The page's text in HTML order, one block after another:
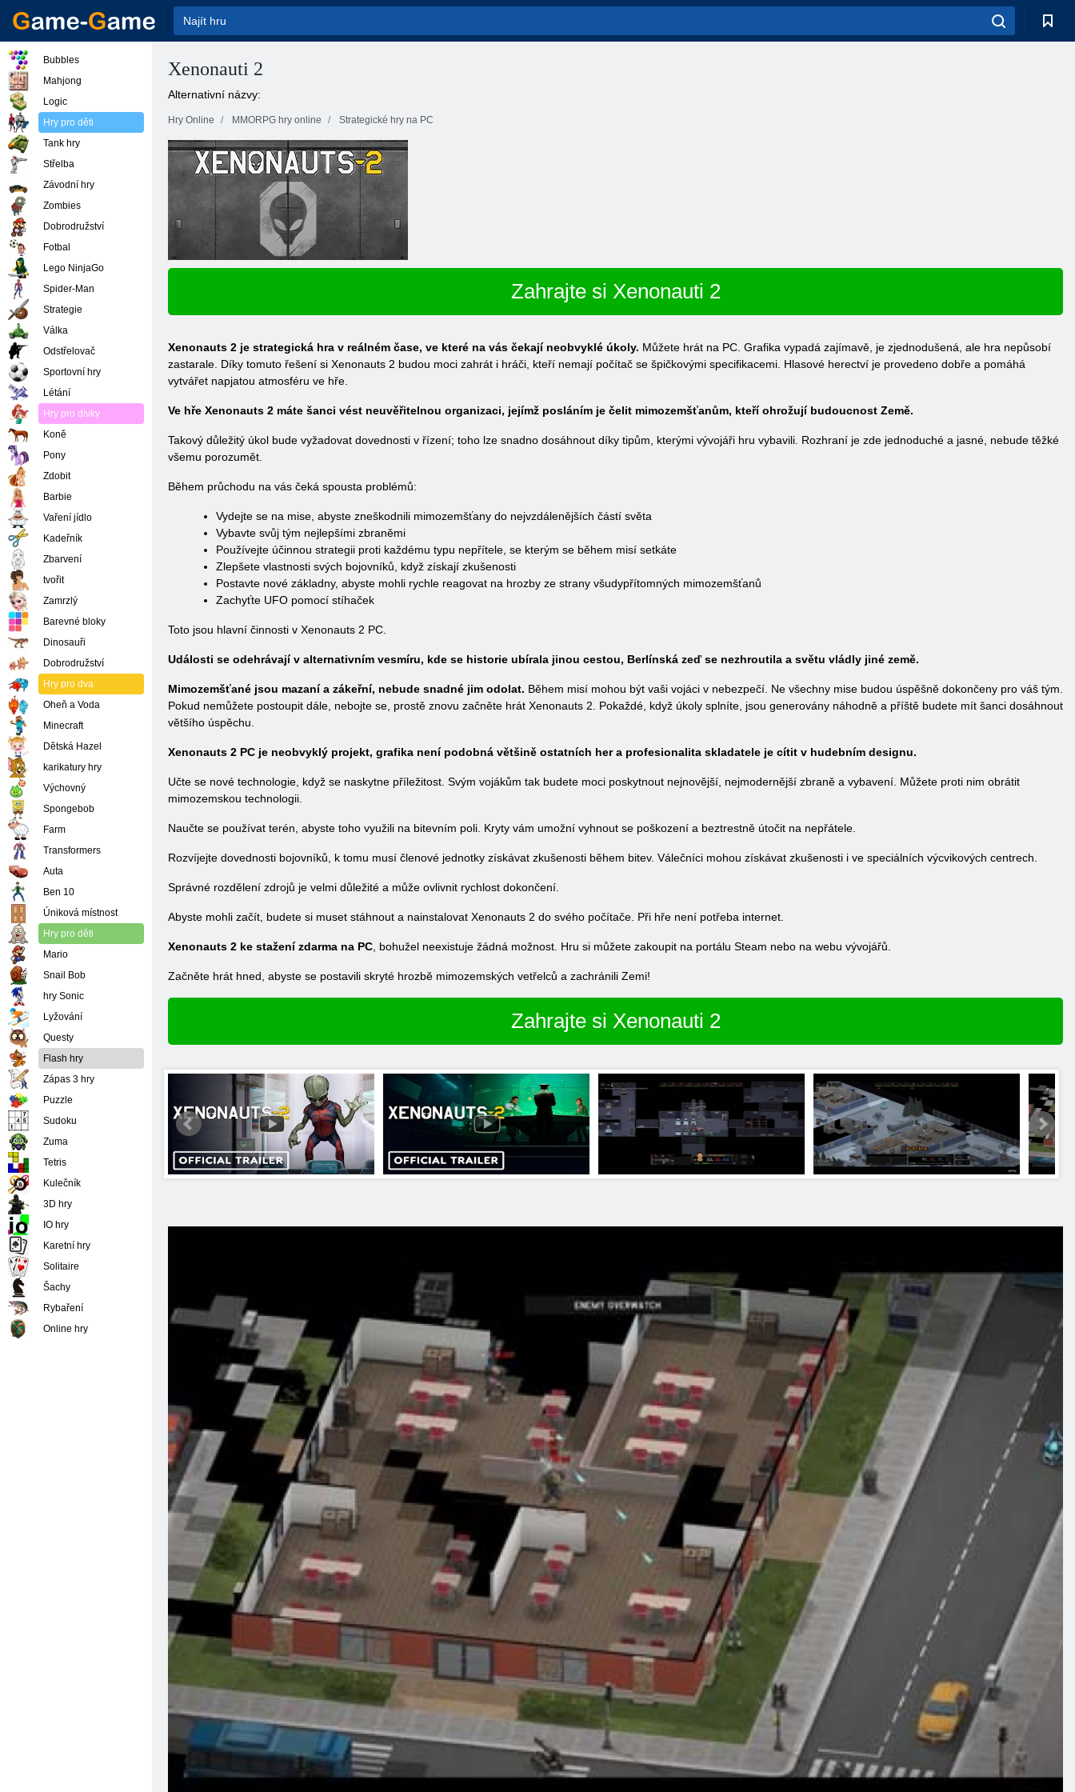
Xenonauti 2
Alternativní názvy:
Hry Online MMORPG hry online Strategické hry na PC
Zahrajte si Xenonauti 2
Xenonauts 2 je strategická hra v reálném čase, ve které na vás čekají neobvyklé úkoly. Můžete hrát na PC. Grafika vypadá zajímavě, je zjednodušená, ale hra nepůsobí
zastarale. Díky tomuto řešení si Xenonauts 2 budou moci zahrát i hráči, kteří nemají počítač se špičkovými specifikacemi. Hlasové herectví je provedeno dobře a pomáhá
vytvářet napjatou atmosféru ve hře.
Ve hře Xenonauts 2 máte šanci vést neuvěřitelnou organizaci, jejímž posláním je čelit mimozemšťanům, kteří ohrožují budoucnost Země.
Takový důležitý úkol bude vyžadovat dovednosti v řízení; toho lze snadno dosáhnout díky tipům, kterými vývojáři hru vybavili. Rozhraní je zde jednoduché a jasné, nebude těžké
všemu porozumět.
Během průchodu na vás čeká spousta problémů:
Vydejte se na mise, abyste zneškodnili mimozemšťany do nejvzdálenějších částí světa
Vybavte svůj tým nejlepšími zbraněmi
Používejte účinnou strategii proti každému typu nepřítele, se kterým se během misí setkáte
Zlepšete vlastnosti svých bojovníků, když získají zkušenosti
Postavte nové základny, abyste mohli rychle reagovat na hrozby ze strany všudypřítomných mimozemšťanů
Zachyťte UFO pomocí stíhaček
Toto jsou hlavní činnosti v Xenonauts 2 PC.
Události se odehrávají v alternativním vesmíru, kde se historie ubírala jinou cestou, Berlínská zeď se nezhroutila a světu vládly jiné země.
Mimozemšťané jsou mazaní a zákeřní, nebude snadné jim odolat. Během misí mohou být vaši vojáci v nebezpečí. Ne všechny mise budou úspěšně dokončeny pro váš tým.
Pokud nemůžete postoupit dále, nebojte se, prostě znovu začněte hrát Xenonauts 2. Pokaždé, když úkoly splníte, jsou generovány náhodně a příště budete mít šanci dosáhnout
většího úspěchu.
Xenonauts 2 PC je neobvyklý projekt, grafika není podobná většině ostatních her a profesionalita skladatele je cítit v hudebním designu.
Učte se nové technologie, když se naskytne příležitost. Svým vojákům tak budete moci poskytnout nejnovější, nejmodernější zbraně a vybavení. Můžete proti nim obrátit
mimozemskou technologii.
Naučte se používat terén, abyste toho využili na bitevním poli. Kryty vám umožní vyhnout se poškození a beztrestně útočit na nepřátele.
Rozvíjejte dovednosti bojovníků, k tomu musí členové jednotky získávat zkušenosti během bitev. Válečníci mohou získávat zkušenosti i ve speciálních výcvikových centrech.
Správné rozdělení zdrojů je velmi důležité a může ovlivnit rychlost dokončení.
Abyste mohli začít, budete si muset stáhnout a nainstalovat Xenonauts 2 do svého počítače. Při hře není potřeba internet.
Xenonauts 2 ke stažení zdarma na PC , bohužel neexistuje žádná možnost. Hru si můžete zakoupit na portálu Steam nebo na webu vývojářů.
Začněte hrát hned, abyste se postavili skryté hrozbě mimozemských vetřelců a zachránili Zemi!
Zahrajte si Xenonauti 2
Bubbles
Mahjong
Logic
Hry pro děti
Tank hry
Střelba
Závodní hry
Zombies
Dobrodružství
Fotbal
Lego NinjaGo
Spider-Man
Strategie
Válka
Odstřelovač
Sportovní hry
Létání
Hry pro dívky
Koně
Pony
Zdobit
Barbie
Vaření jídlo
Kadeřník
Zbarvení
tvořit
Zamrzlý
Barevné bloky
Dinosauři
Dobrodružství
Hry pro dva
Oheň a Voda
Minecraft
Dětská Hazel
karikatury hry
Výchovný
Spongebob
Farm
Transformers
Auta
Ben 10
Úniková místnost
Hry pro děti
Mario
Snail Bob
hry Sonic
Lyžování
Questy
Flash hry
Zápas 3 hry
Puzzle
Sudoku
Zuma
Tetris
Kulečník
3D hry
IO hry
Karetní hry
Solitaire
Šachy
Rybaření
Online hry